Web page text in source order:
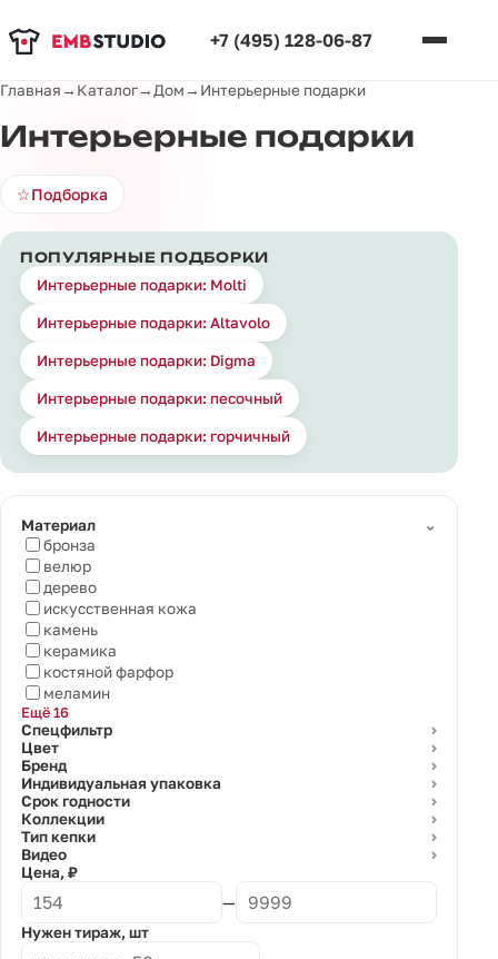
+7 (495) 128-06-87
Главная→ Каталог→ Дом→ Интерьерные подарки
Интерьерные подарки
☆Подборка
ПОПУЛЯРНЫЕ ПОДБОРКИ
Интерьерные подарки: Molti
Интерьерные подарки: Altavolo
Интерьерные подарки: Digma
Интерьерные подарки: песочный
Интерьерные подарки: горчичный
Материал
⌄
бронза
велюр
дерево
искусственная кожа
камень
керамика
костяной фарфор
меламин
Ещё 16
Спецфильтр
⌄
Цвет ⌄
Бренд ⌄
Индивидуальная упаковка ⌄
Срок годности ⌄
Коллекции ⌄
Тип кепки ⌄
Видео ⌄
Цена, ₽
—
Нужен тираж, шт